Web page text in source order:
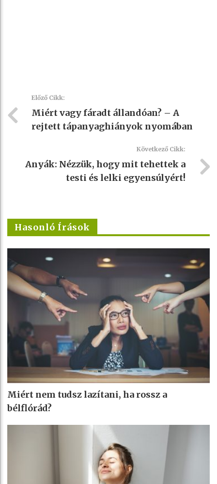
Előző Cikk:
Miért vagy fáradt állandóan? – A
rejtett tápanyaghiányok nyomában
Következő Cikk:
Anyák: Nézzük, hogy mit tehettek a
testi és lelki egyensúlyért!
Hasonló Írások
Miért nem tudsz lazítani, ha rossz a
bélflórád?